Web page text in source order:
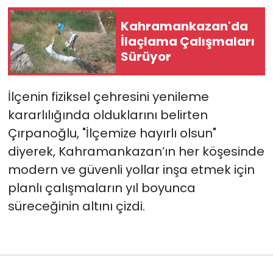
Kahramankazan'da
İlaçlama Çalışmaları
Sürüyor
İlçenin fiziksel çehresini yenileme
kararlılığında olduklarını belirten
Çırpanoğlu, "İlçemize hayırlı olsun"
diyerek, Kahramankazan’ın her köşesinde
modern ve güvenli yollar inşa etmek için
planlı çalışmaların yıl boyunca
süreceğinin altını çizdi.